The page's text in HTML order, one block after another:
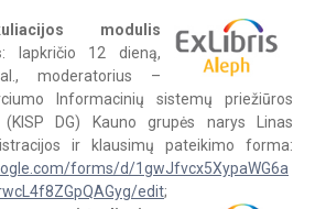
modulis
: lapkričio 12 dieną,
moderatorius –
Informacinių sistemų priežiūros
DG) Kauno grupės narys Linas
ir klausimų pateikimo forma:
forms/d/1gwJfvcx5XypaWG6a
edit;